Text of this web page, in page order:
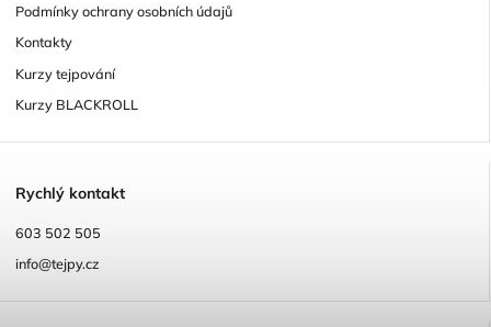
Podmínky ochrany osobních údajů
Kontakty
Kurzy tejpování
Kurzy BLACKROLL
Rychlý kontakt
603 502 505
info@tejpy.cz